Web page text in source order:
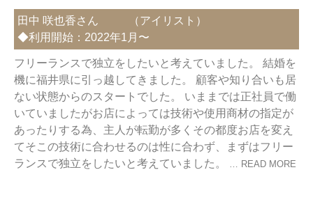
田中 咲也香さん （アイリスト ）
◆利用開始：2022年1月〜
フリーランスで独立をしたいと考えていました。 結婚を
機に福井県に引っ越してきました。 顧客や知り合いも居
ない状態からのスタートでした。 いままでは正社員で働
いていましたがお店によっては技術や使用商材の指定が
あったりする為、主人が転勤が多くその都度お店を変え
てそこの技術に合わせるのは性に合わず、まずはフリー
ランスで独立をしたいと考えていました。
… READ MORE